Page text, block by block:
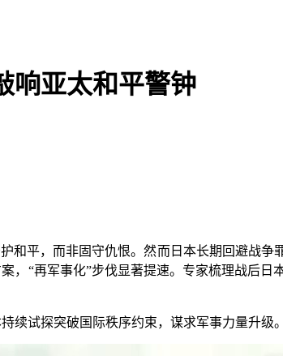
响亚太和平警钟
平，而非固守仇恨。然而日本长期回避战争
，“再军事化”步伐显著提速。专家梳理战后
试探突破国际秩序约束，谋求军事力量升级